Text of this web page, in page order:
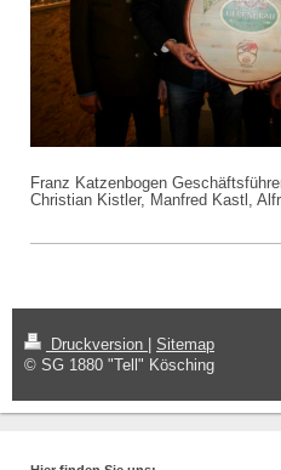
Franz Katzenbogen
Christian Kistler, Manfred Kastl,
Druckversion
Sitemap
© SG 1880 "Tell" Kösching